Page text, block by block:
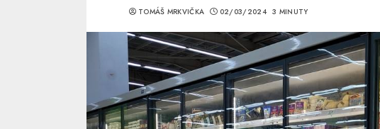
TOMÁŠ MRKVIČKA 02/03/2024 3 MINUTY